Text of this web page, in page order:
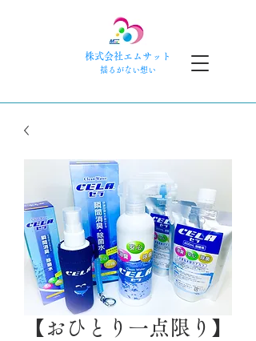
株式会社エムサット
​揺るがない想い
【おひとり一点限り】